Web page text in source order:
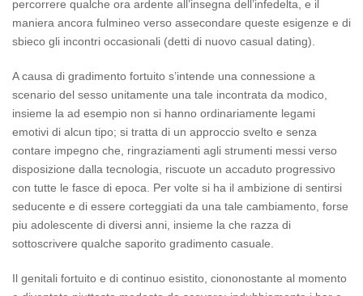
percorrere qualche ora ardente all’insegna dell’infedelta, e il
maniera ancora fulmineo verso assecondare queste esigenze e di
sbieco gli incontri occasionali (detti di nuovo casual dating).
A causa di gradimento fortuito s’intende una connessione a
scenario del sesso unitamente una tale incontrata da modico,
insieme la ad esempio non si hanno ordinariamente legami
emotivi di alcun tipo; si tratta di un approccio svelto e senza
contare impegno che, ringraziamenti agli strumenti messi verso
disposizione dalla tecnologia, riscuote un accaduto progressivo
con tutte le fasce di epoca. Per volte si ha il ambizione di sentirsi
seducente e di essere corteggiati da una tale cambiamento, forse
piu adolescente di diversi anni, insieme la che razza di
sottoscrivere qualche saporito gradimento casuale.
Il genitali fortuito e di continuo esistito, ciononostante al momento